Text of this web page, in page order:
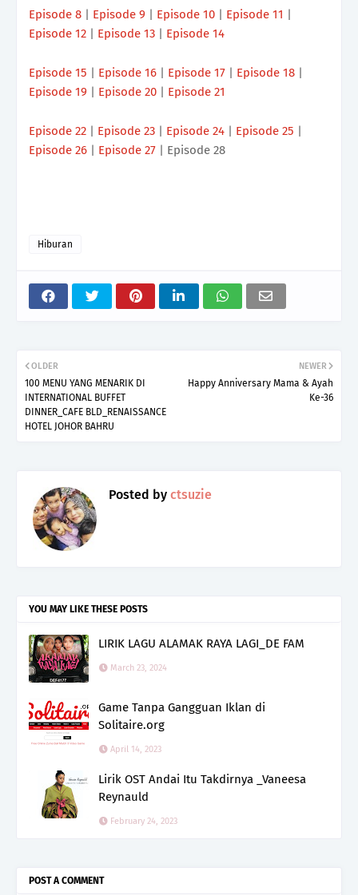
Episode 8 | Episode 9 | Episode 10 | Episode 11 |
Episode 12 | Episode 13 | Episode 14
Episode 15 | Episode 16 | Episode 17 | Episode 18 |
Episode 19 | Episode 20 | Episode 21
Episode 22 | Episode 23 | Episode 24 | Episode 25 |
Episode 26 | Episode 27 | Episode 28
Hiburan
NEWER
Happy Anniversary Mama & Ayah
Ke-36
OLDER
100 MENU YANG MENARIK DI
INTERNATIONAL BUFFET
DINNER_CAFE BLD_RENAISSANCE
HOTEL JOHOR BAHRU
Posted by ctsuzie
YOU MAY LIKE THESE POSTS
LIRIK LAGU ALAMAK RAYA LAGI_DE FAM
March 23, 2024
Game Tanpa Gangguan Iklan di
Solitaire.org
April 14, 2023
Lirik OST Andai Itu Takdirnya _Vaneesa
Reynauld
February 24, 2023
POST A COMMENT